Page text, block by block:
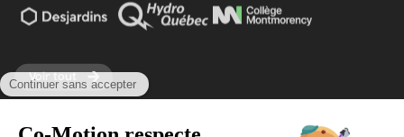
Voir tout